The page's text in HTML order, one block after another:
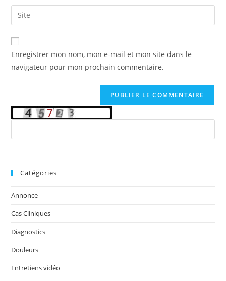
comment
email
address
comment
Saisir
l’URL
de
votre
(facultatif)
Enregistrer mon nom, mon e-mail et mon site dans le
navigateur pour mon prochain commentaire.
Catégories
Annonce
Cas Cliniques
Diagnostics
Douleurs
Entretiens vidéo